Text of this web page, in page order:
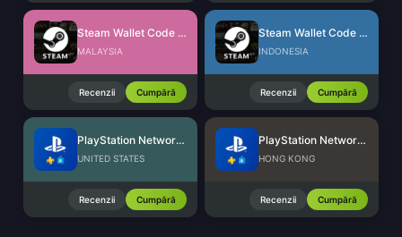
Steam Wallet Code (MYR)
MALAYSIA
Recenzii Cumpără
Steam Wallet Code (IDR)
INDONESIA
Recenzii Cumpără
PlayStation Network Card (US)
UNITED STATES
Recenzii Cumpără
PlayStation Network Card (HK)
HONG KONG
Recenzii Cumpără